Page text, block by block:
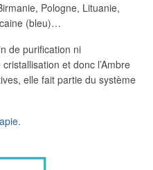
Pologne, Lituanie,
(bleu)…
purification ni
et donc l’Ambre
elle fait partie du système